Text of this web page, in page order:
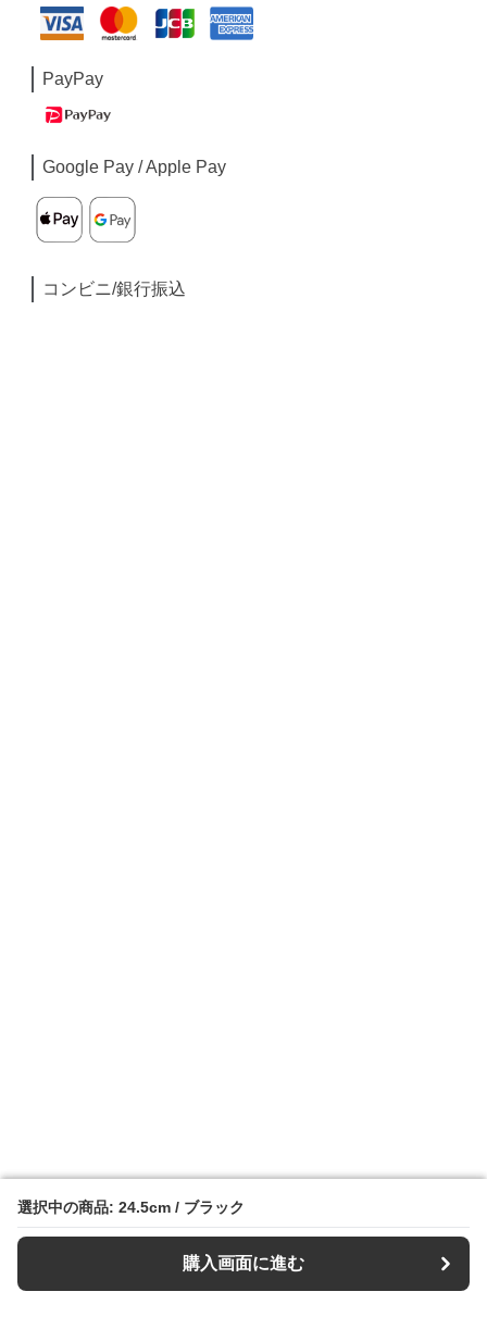
選択中の商品: 24.5cm / ブラック
購入画面に進む
選択中の商品: 24.5cm / ブラック
購入画面に進む
PayPay
Google Pay / Apple Pay
コンビニ/銀行振込